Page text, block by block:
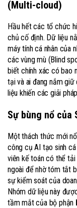
(Multi-cloud)
Hầu hết các tổ chức
chủ cố định. Dữ liệu
máy tính cá nhân của
các vùng mù (Blind
biết chính xác có bao
tại và ai đang nắm
liệu khiến các giải
Sự bùng nổ của
Một thách thức mới
công cụ AI tạo sinh
viên kế toán có thể
ngoài để nhờ tóm tắt
sự kiểm soát của
Nhóm dữ liệu này
tầm mắt của bộ phận